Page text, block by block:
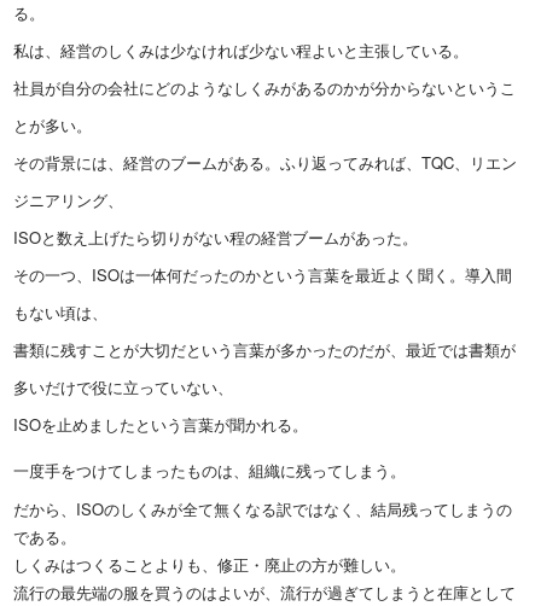
る。
私は、経営のしくみは少なければ少ない程よいと主張している。
社員が自分の会社にどのようなしくみがあるのかが分からないというこ
とが多い。
その背景には、経営のブームがある。ふり返ってみれば、TQC、リエン
ジニアリング、
ISOと数え上げたら切りがない程の経営ブームがあった。
その一つ、ISOは一体何だったのかという言葉を最近よく聞く。導入間
もない頃は、
書類に残すことが大切だという言葉が多かったのだが、最近では書類が
多いだけで役に立っていない、
ISOを止めましたという言葉が聞かれる。
一度手をつけてしまったものは、組織に残ってしまう。
だから、ISOのしくみが全て無くなる訳ではなく、結局残ってしまうの
である。
しくみはつくることよりも、修正・廃止の方が難しい。
流行の最先端の服を買うのはよいが、流行が過ぎてしまうと在庫として